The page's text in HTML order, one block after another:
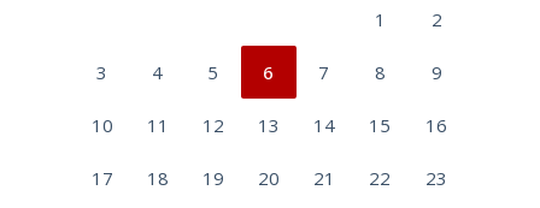
1 2
3 4 5 6 7 8 9
10 11 12 13 14 15 16
17 18 19 20 21 22 23